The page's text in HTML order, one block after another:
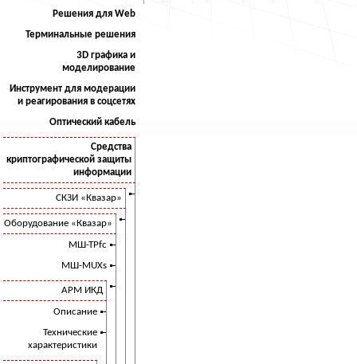
Решения для Web
Терминальные решения
3D графика и
моделирование
Инструмент для модерации
и реагирования в соцсетях
Оптический кабель
Средства
криптографической защиты
информации
СКЗИ «Квазар»
Оборудование «Квазар»
МШ-ТРfc
МШ-MUXs
АРМ ИКД
Описание
Технические
характеристики